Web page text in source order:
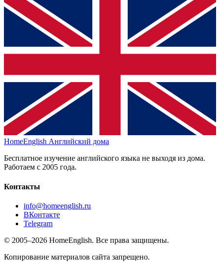
HomeEnglish Английский дома
Бесплатное изучение английского языка не выходя из дома.
Работаем с 2005 года.
Контакты
info@homeenglish.ru
ВКонтакте
Telegram
© 2005–2026 HomeEnglish. Все права защищены.
Копирование материалов сайта запрещено.